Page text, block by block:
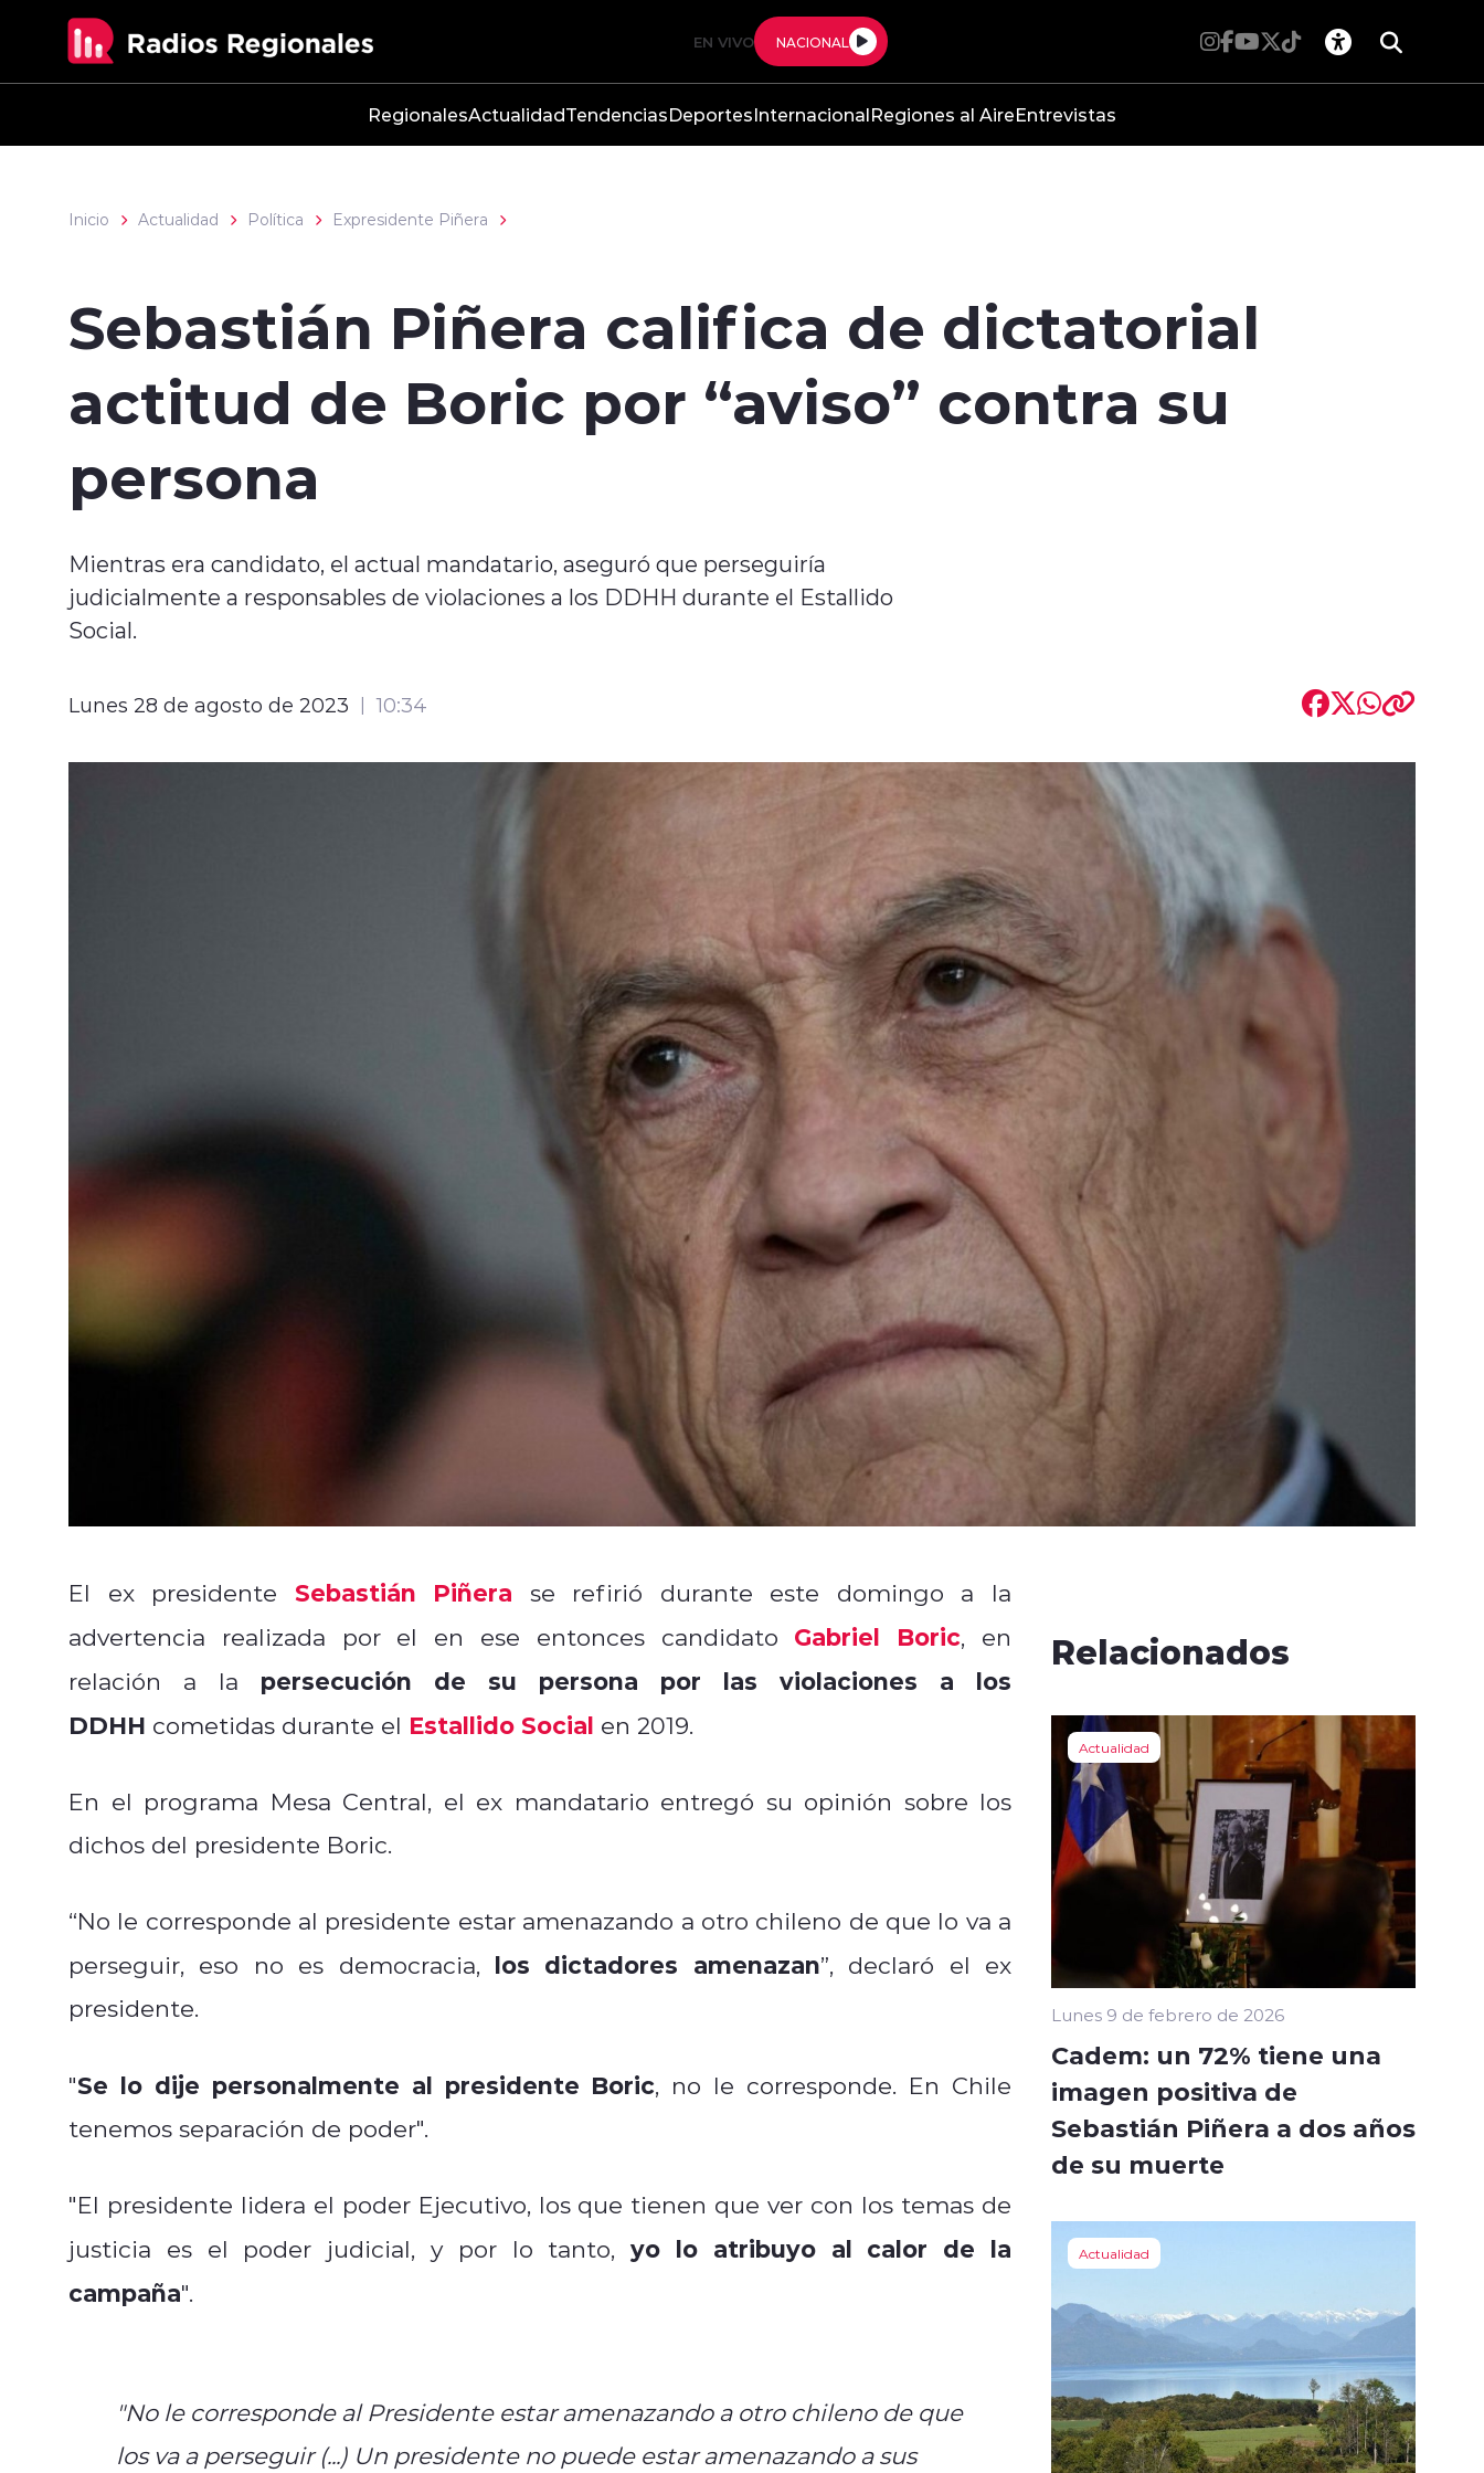
EN VIVO NACIONAL
RegionalesActualidadTendenciasDeportesInternacionalRegiones al AireEntrevistas
Inicio Actualidad Política Expresidente Piñera
Sebastián Piñera califica de dictatorial
actitud de Boric por “aviso” contra su
persona
Mientras era candidato, el actual mandatario, aseguró que perseguiría
judicialmente a responsables de violaciones a los DDHH durante el Estallido
Social.
Lunes 28 de agosto de 2023 10:34
El ex presidente Sebastián Piñera se refirió durante este domingo a la
advertencia realizada por el en ese entonces candidato Gabriel Boric, en
relación a la persecución de su persona por las violaciones a los
DDHH cometidas durante el Estallido Social en 2019.
En el programa Mesa Central, el ex mandatario entregó su opinión sobre los
dichos del presidente Boric.
“No le corresponde al presidente estar amenazando a otro chileno de que lo va a
perseguir, eso no es democracia, los dictadores amenazan”, declaró el ex
presidente.
"Se lo dije personalmente al presidente Boric, no le corresponde. En Chile
tenemos separación de poder".
"El presidente lidera el poder Ejecutivo, los que tienen que ver con los temas de
justicia es el poder judicial, y por lo tanto,yo lo atribuyo al calor de la
campaña".
"No le corresponde al Presidente estar amenazando a otro chileno de que
los va a perseguir (...) Un presidente no puede estar amenazando a sus
Relacionados
Actualidad
Lunes 9 de febrero de 2026
Cadem: un 72% tiene una
imagen positiva de
Sebastián Piñera a dos años
de su muerte
Actualidad